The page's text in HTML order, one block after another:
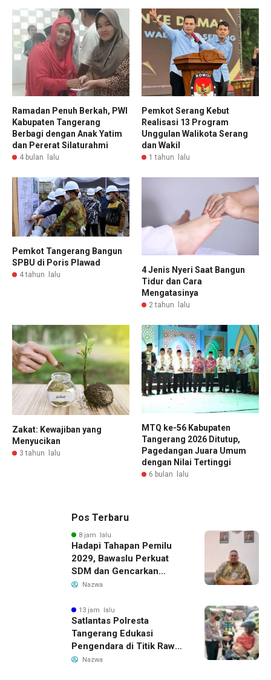
Ramadan Penuh Berkah, PWI
Kabupaten Tangerang
Berbagi dengan Anak Yatim
dan Pererat Silaturahmi
4 bulan lalu
Pemkot Serang Kebut
Realisasi 13 Program
Unggulan Walikota Serang
dan Wakil
1 tahun lalu
Pemkot Tangerang Bangun
SPBU di Poris Plawad
4 tahun lalu
4 Jenis Nyeri Saat Bangun
Tidur dan Cara
Mengatasinya
2 tahun lalu
Zakat: Kewajiban yang
Menyucikan
3 tahun lalu
MTQ ke-56 Kabupaten
Tangerang 2026 Ditutup,
Pagedangan Juara Umum
dengan Nilai Tertinggi
6 bulan lalu
Pos Terbaru
8 jam lalu
Hadapi Tahapan Pemilu
2029, Bawaslu Perkuat
SDM dan Gencarkan
Pendidikan Demokrasi
Nazwa
13 jam lalu
Satlantas Polresta
Tangerang Edukasi
Pengendara di Titik Rawan
Kecelakaan Lewat
Nazwa